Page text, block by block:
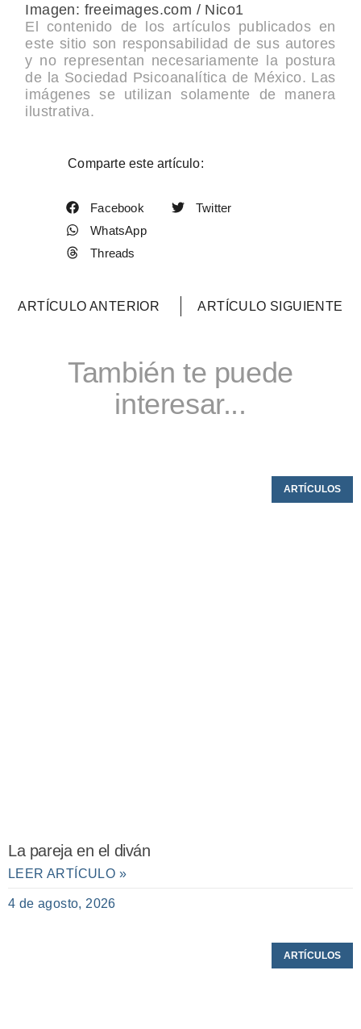
Imagen: freeimages.com / Nico1
El contenido de los artículos publicados en
este sitio son responsabilidad de sus autores
y no representan necesariamente la postura
de la Sociedad Psicoanalítica de México. Las
imágenes se utilizan solamente de manera
ilustrativa.
Comparte este artículo:
Facebook
Twitter
WhatsApp
Threads
ARTÍCULO ANTERIOR ARTÍCULO SIGUIENTE
También te puede
interesar...
ARTÍCULOS
La pareja en el diván
LEER ARTÍCULO »
4 de agosto, 2026
ARTÍCULOS